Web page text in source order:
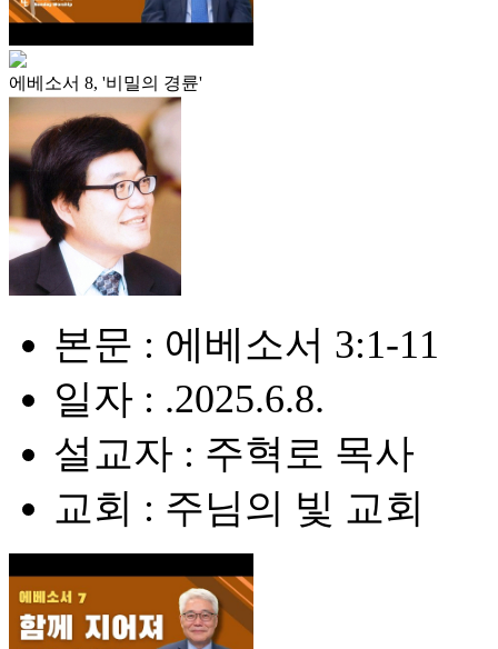
에베소서 8, '비밀의 경륜'
본문 : 에베소서 3:1-11
일자 : .2025.6.8.
설교자 : 주혁로 목사
교회 : 주님의 빛 교회